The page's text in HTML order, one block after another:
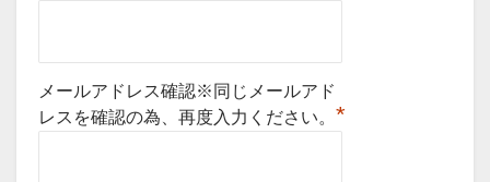
メールアドレス確認※同じメールアド
レスを確認の為、再度入力ください。 *